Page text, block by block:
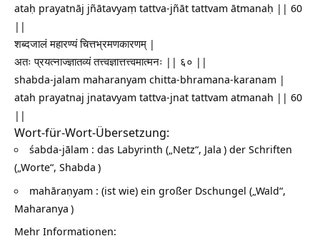
ataḥ prayatnāj jñātavyaṃ tattva-jñāt tattvam ātmanaḥ || 60
||
शब्दजालं महारण्यं चित्तभ्रमणकारणम् |
अतः प्रयत्नाज्ज्ञातव्यं तत्त्वज्ञात्तत्त्वमात्मनः || ६० ||
shabda-jalam maharanyam chitta-bhramana-karanam |
atah prayatnaj jnatavyam tattva-jnat tattvam atmanah || 60
||
Wort-für-Wort-Übersetzung:
śabda-jālam : das Labyrinth („Netz“, Jala ) der Schriften
(„Worte“, Shabda )
mahāraṇyam : (ist wie) ein großer Dschungel („Wald“,
Maharanya )
Mehr Informationen: